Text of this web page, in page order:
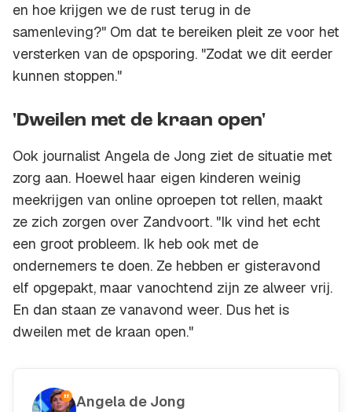
en hoe krijgen we de rust terug in de
samenleving?" Om dat te bereiken pleit ze voor het
versterken van de opsporing. "Zodat we dit eerder
kunnen stoppen."
'Dweilen met de kraan open'
Ook journalist Angela de Jong ziet de situatie met
zorg aan. Hoewel haar eigen kinderen weinig
meekrijgen van online oproepen tot rellen, maakt
ze zich zorgen over Zandvoort. "Ik vind het echt
een groot probleem. Ik heb ook met de
ondernemers te doen. Ze hebben er gisteravond
elf opgepakt, maar vanochtend zijn ze alweer vrij.
En dan staan ze vanavond weer. Dus het is
dweilen met de kraan open."
Angela de Jong